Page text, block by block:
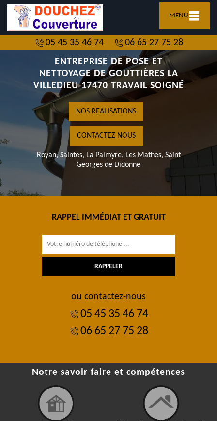
MENU
05 45 35 46 74
06 65 27 75 28
ENTREPRISE DE POSE ET
NETTOYAGE DE GOUTTIÈRES LA
VILLEDIEU 17470 TRAVAIL SOIGNÉ
NOS REALISATIONS
CONTACTEZ NOUS
Royan, Saintes, La Palmyre, Les Mathes, Saint
Georges de Didonne
RAPPEL IMMÉDIAT ET GRATUIT
ou contactez-nous
05 45 35 46 74
06 65 27 75 28
Notre savoir faire et compétences